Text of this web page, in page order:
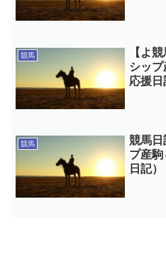
競馬
【よ
シッ
応援
191
る！】
競馬
競馬日
プ産
日記